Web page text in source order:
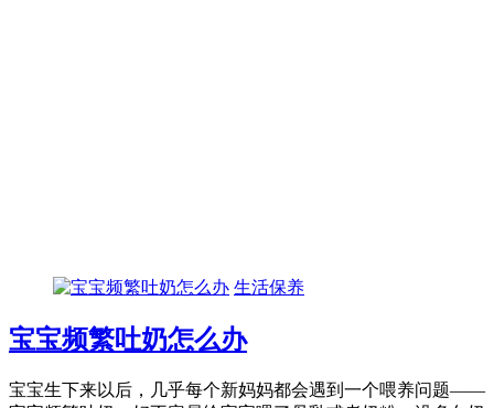
生活保养
宝宝频繁吐奶怎么办
宝宝生下来以后，几乎每个新妈妈都会遇到一个喂养问题——